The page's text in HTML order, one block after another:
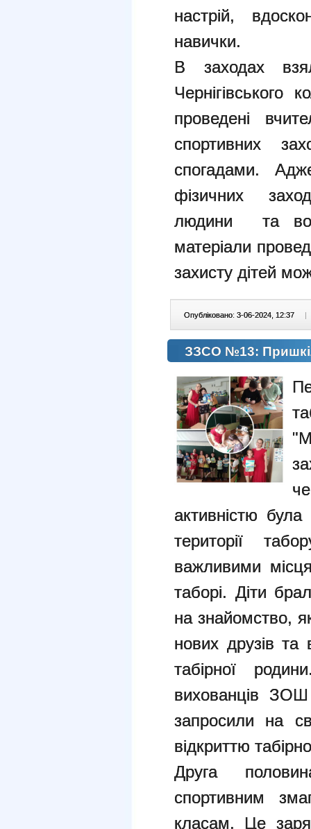
настрій,
навички.
В заходах
Чернігівського
проведені
спортивних
спогадами.
фізичних
людини та
матеріали
захисту дітей
Опубліковано: 3-06-2024, 12:37 |
ЗЗСО №13:
активністю
території
важливими
таборі. Діти
на знайомство,
нових друзів та
табірної
вихованців
запросили на
відкриттю
Друга
спортивним
класам. Це